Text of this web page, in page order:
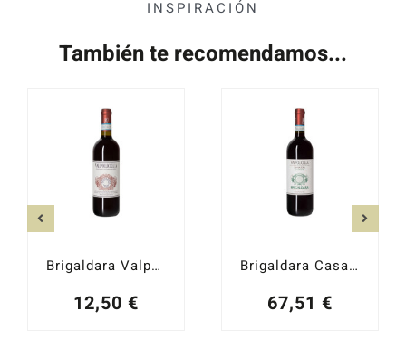
INSPIRACIÓN
También te recomendamos...
Brigaldara Valpolicella 2024
12,50 €
Brigaldara Casa Vecie Amarone della Valpolicella 2018
67,51 €